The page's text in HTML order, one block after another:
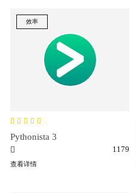
效率
Pythonista 3
1179
查看详情